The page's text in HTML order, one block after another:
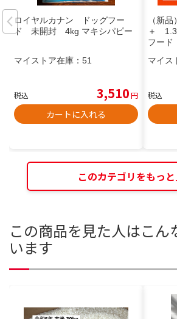
ロイヤルカナン ドッグフー
ド 未開封 4kg マキシパピー
マイストア在庫： 51
税込 3,510円
カートに入れる
（新
＋
フー
マイス
税込
このカテゴリをもっ
この商品を見た人はこん
います